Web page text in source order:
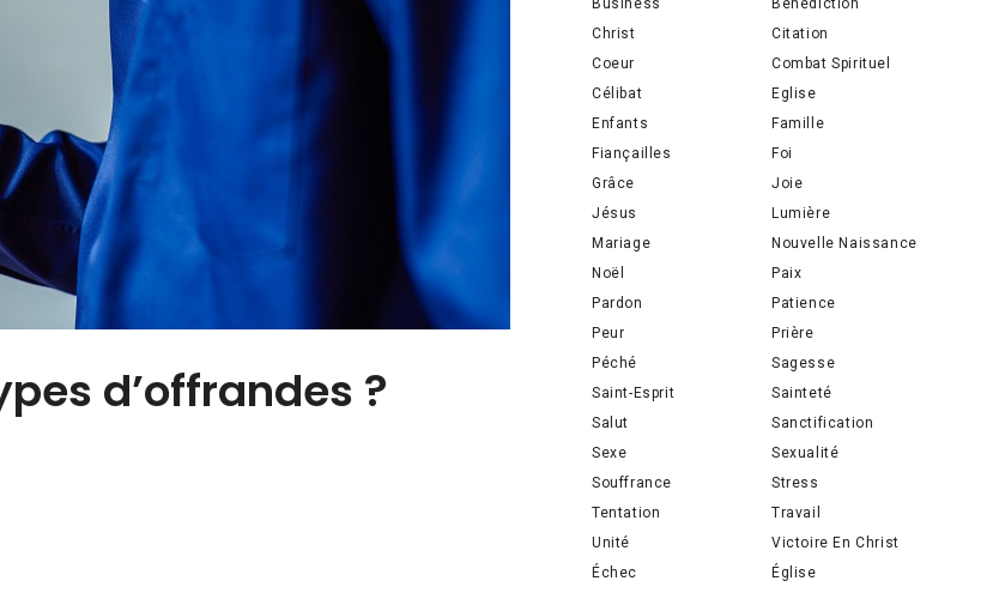
d’offrandes ?
Business
Bénédiction
Christ
Citation
Coeur
Combat Spirituel
Célibat
Eglise
Enfants
Famille
Fiançailles
Foi
Grâce
Joie
Jésus
Lumière
Mariage
Nouvelle Naissance
Noël
Paix
Pardon
Patience
Peur
Prière
Péché
Sagesse
Saint-Esprit
Sainteté
Salut
Sanctification
Sexe
Sexualité
Souffrance
Stress
Tentation
Travail
Unité
Victoire En Christ
Échec
Église